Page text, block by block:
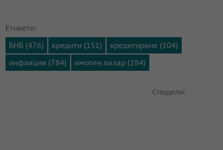
Етикети:
БНБ (476)
кредити (151)
кредитиране (104)
инфлация (784)
имотен пазар (284)
Сподели: